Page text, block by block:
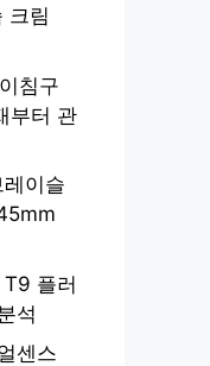
크림
침구
부터 관
이슬
플러
석
센스